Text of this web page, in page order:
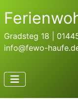
Gradsteg 18 |
info@fewo-